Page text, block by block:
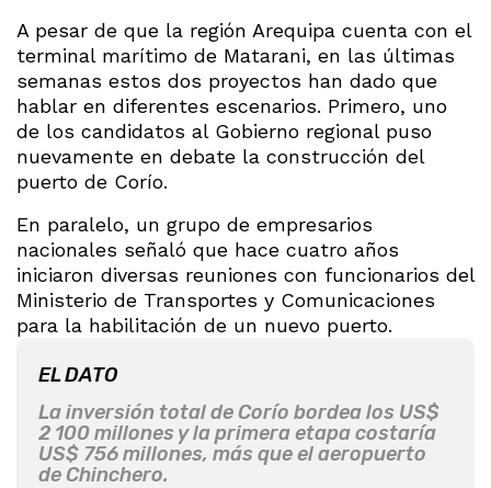
A pesar de que la región Arequipa cuenta con el
terminal marítimo de Matarani, en las últimas
semanas estos dos proyectos han dado que
hablar en diferentes escenarios. Primero, uno
de los candidatos al Gobierno regional puso
nuevamente en debate la construcción del
puerto de Corío.
En paralelo, un grupo de empresarios
nacionales señaló que hace cuatro años
iniciaron diversas reuniones con funcionarios del
Ministerio de Transportes y Comunicaciones
para la habilitación de un nuevo puerto.
EL DATO
La inversión total de Corío bordea los US$
2 100 millones y la primera etapa costaría
US$ 756 millones, más que el aeropuerto
de Chinchero.